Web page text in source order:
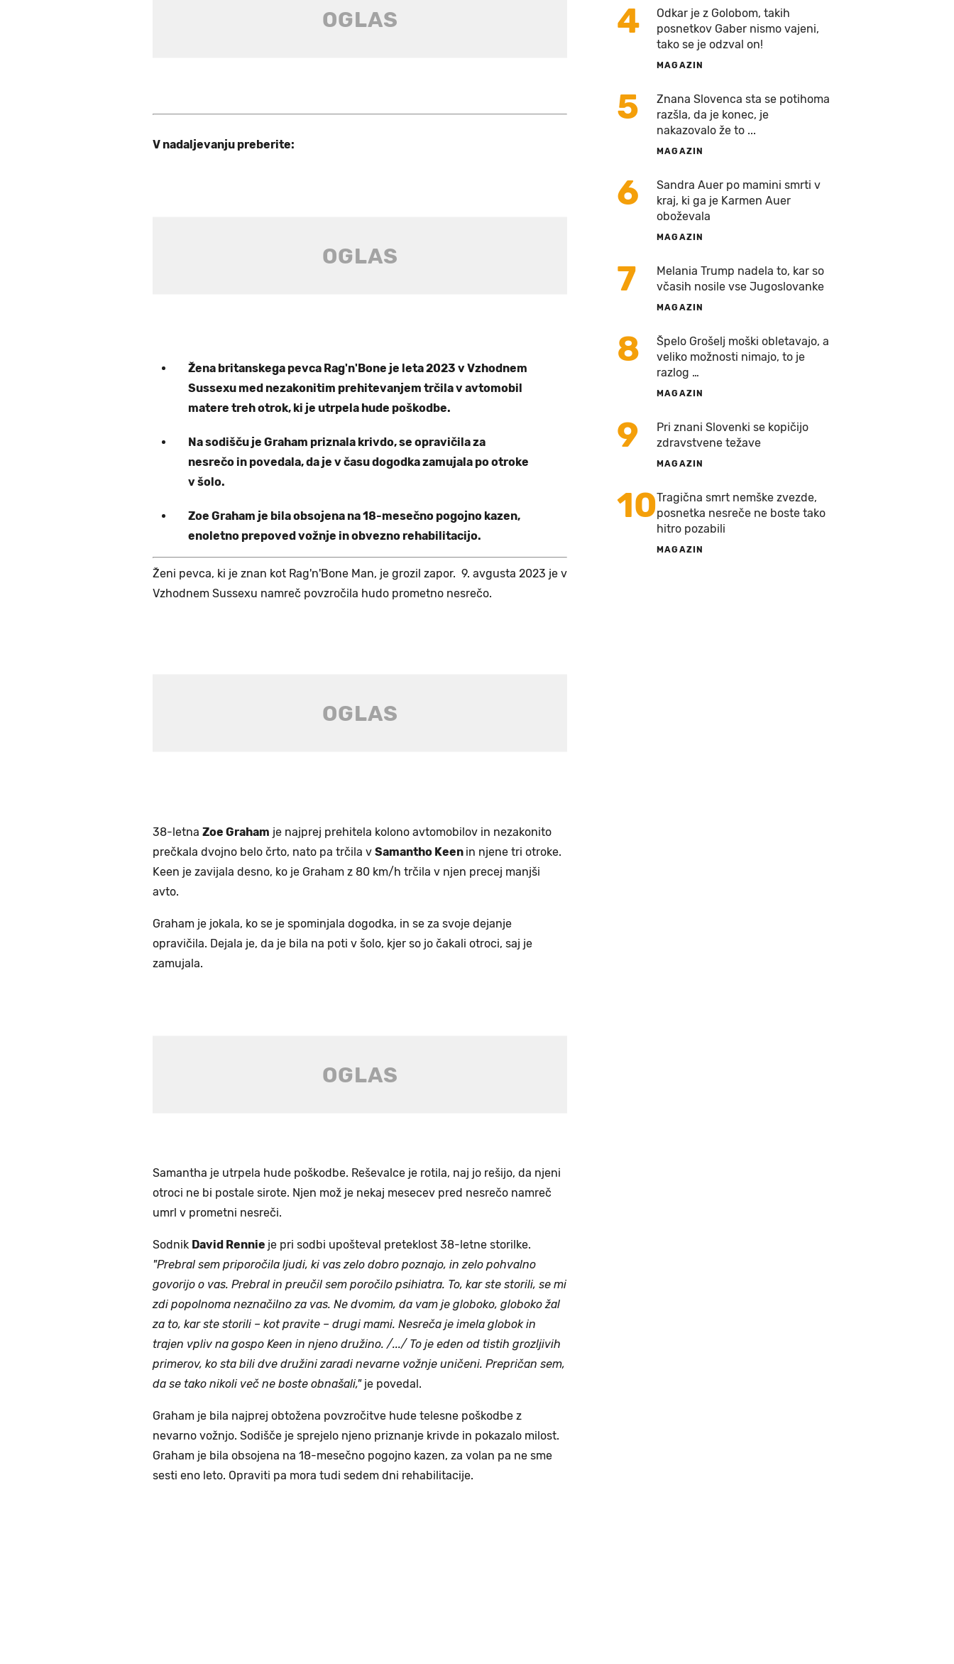
V nadaljevanju preberite:
Žena britanskega pevca Rag'n'Bone je leta 2023 v Vzhodnem
Sussexu med nezakonitim prehitevanjem trčila v avtomobil
matere treh otrok, ki je utrpela hude poškodbe.
Na sodišču je Graham priznala krivdo, se opravičila za
nesrečo in povedala, da je v času dogodka zamujala po otroke
v šolo.
Zoe Graham je bila obsojena na 18-mesečno pogojno kazen,
enoletno prepoved vožnje in obvezno rehabilitacijo.
Ženi pevca, ki je znan kot Rag'n'Bone Man, je grozil zapor. 9. avgusta 2023 je v
Vzhodnem Sussexu namreč povzročila hudo prometno nesrečo.
38-letna Zoe Graham je najprej prehitela kolono avtomobilov in nezakonito
prečkala dvojno belo črto, nato pa trčila v Samantho Keen in njene tri otroke.
Keen je zavijala desno, ko je Graham z 80 km/h trčila v njen precej manjši
avto.
Graham je jokala, ko se je spominjala dogodka, in se za svoje dejanje
opravičila. Dejala je, da je bila na poti v šolo, kjer so jo čakali otroci, saj je
zamujala.
Samantha je utrpela hude poškodbe. Reševalce je rotila, naj jo rešijo, da njeni
otroci ne bi postale sirote. Njen mož je nekaj mesecev pred nesrečo namreč
umrl v prometni nesreči.
Sodnik David Rennie je pri sodbi upošteval preteklost 38-letne storilke.
"Prebral sem priporočila ljudi, ki vas zelo dobro poznajo, in zelo pohvalno
govorijo o vas. Prebral in preučil sem poročilo psihiatra. To, kar ste storili, se mi
zdi popolnoma neznačilno za vas. Ne dvomim, da vam je globoko, globoko žal
za to, kar ste storili – kot pravite – drugi mami. Nesreča je imela globok in
trajen vpliv na gospo Keen in njeno družino. /.../ To je eden od tistih grozljivih
primerov, ko sta bili dve družini zaradi nevarne vožnje uničeni. Prepričan sem,
da se tako nikoli več ne boste obnašali,"je povedal.
Graham je bila najprej obtožena povzročitve hude telesne poškodbe z
nevarno vožnjo. Sodišče je sprejelo njeno priznanje krivde in pokazalo milost.
Graham je bila obsojena na 18-mesečno pogojno kazen, za volan pa ne sme
sesti eno leto. Opraviti pa mora tudi sedem dni rehabilitacije.
4
Odkar je z Golobom, takih
posnetkov Gaber nismo vajeni,
tako se je odzval on!
MAGAZIN
5
Znana Slovenca sta se potihoma
razšla, da je konec, je
nakazovalo že to ...
MAGAZIN
6
Sandra Auer po mamini smrti v
kraj, ki ga je Karmen Auer
oboževala
MAGAZIN
7
Melania Trump nadela to, kar so
včasih nosile vse Jugoslovanke
MAGAZIN
8
Špelo Grošelj moški obletavajo, a
veliko možnosti nimajo, to je
razlog …
MAGAZIN
9
Pri znani Slovenki se kopičijo
zdravstvene težave
MAGAZIN
10Tragična smrt nemške zvezde,
posnetka nesreče ne boste tako
hitro pozabili
MAGAZIN